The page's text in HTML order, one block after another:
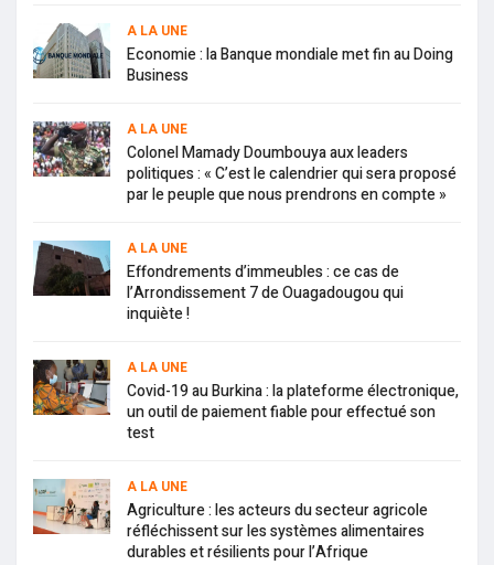
A LA UNE
Economie : la Banque mondiale met fin au Doing
Business
A LA UNE
Colonel Mamady Doumbouya aux leaders
politiques : « C’est le calendrier qui sera proposé
par le peuple que nous prendrons en compte »
A LA UNE
Effondrements d’immeubles : ce cas de
l’Arrondissement 7 de Ouagadougou qui
inquiète !
A LA UNE
Covid-19 au Burkina : la plateforme électronique,
un outil de paiement fiable pour effectué son
test
A LA UNE
Agriculture : les acteurs du secteur agricole
réfléchissent sur les systèmes alimentaires
durables et résilients pour l’Afrique